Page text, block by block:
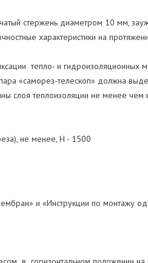
стержень диаметром 10 мм,
характеристики на
тепло- и гидроизоляционных
«саморез-телескоп» должна
слоя теплоизоляции не менее
не менее, Н - 1500
и «Инструкции по